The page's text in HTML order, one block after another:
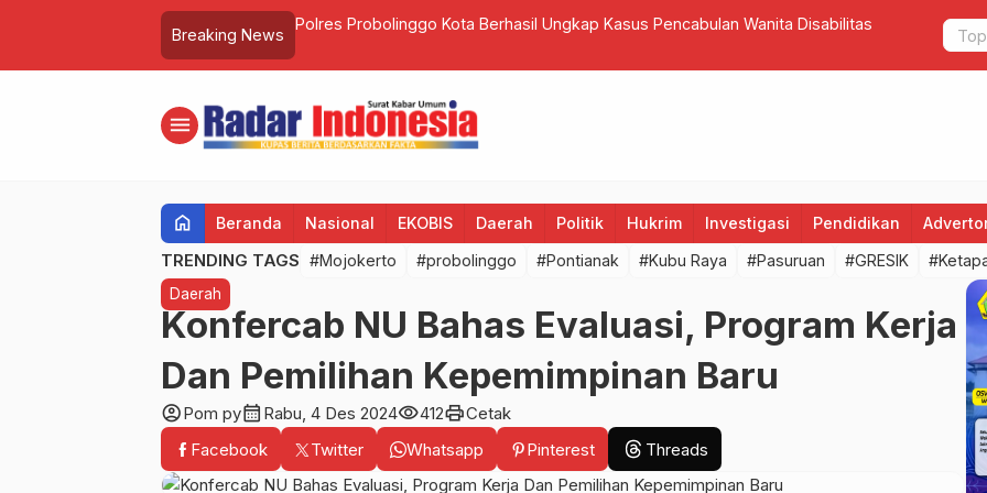
Breaking News
Pencabulan Wanita Disabilitas MPLS SD Negeri Wiyu Pacet Kabupaten Mojokerto Tahun Ajaran 2024/2025 Tiga Pilar
menu
home Beranda Nasional EKOBIS Daerah Politik Hukrim Investigasi Pendidikan
TRENDING TAGS #Mojokerto #probolinggo #Pontianak #Kubu Raya #Pasuruan #GRESIK
Daerah
Konfercab NU Bahas Evaluasi, Program Kerja
Dan Pemilihan Kepemimpinan Baru
account_circlePom pycalendar_month Rabu, 4 Des 2024visibility412printCetak
Facebook
Twitter Whatsapp Pinterest Threads